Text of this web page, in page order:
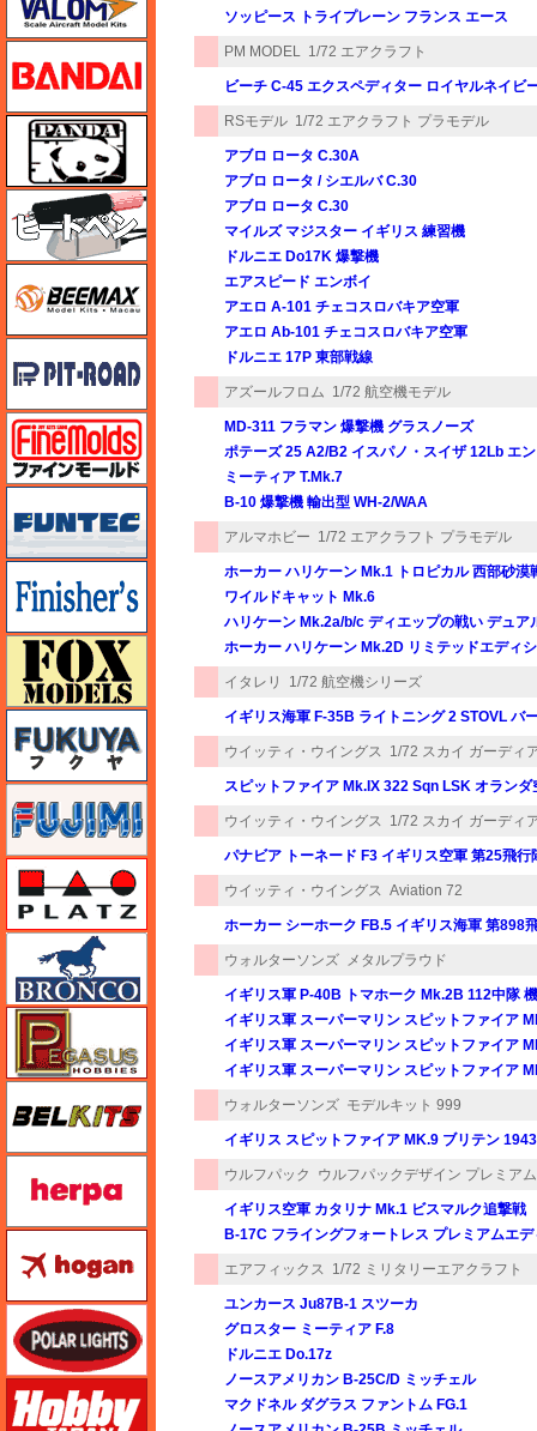
ソッピース トライプレーン フランス エース
PM MODEL 1/72 エアクラフト
ビーチ C-45 エクスペディター ロイヤルネイビ
RSモデル 1/72 エアクラフト プラモデル
アブロ ロータ C.30A
アブロ ロータ / シエルバ C.30
アブロ ロータ C.30
マイルズ マジスター イギリス 練習機
ドルニエ Do17K 爆撃機
エアスピード エンボイ
アエロ A-101 チェコスロバキア空軍
アエロ Ab-101 チェコスロバキア空軍
ドルニエ 17P 東部戦線
アズールフロム 1/72 航空機モデル
MD-311 フラマン 爆撃機 グラスノーズ
ポテーズ 25 A2/B2 イスパノ・スイザ 12Lb エ
ミーティア T.Mk.7
B-10 爆撃機 輸出型 WH-2/WAA
アルマホビー 1/72 エアクラフト プラモデル
ホーカー ハリケーン Mk.1 トロピカル 西部砂漠
ワイルドキャット Mk.6
ハリケーン Mk.2a/b/c ディエップの戦い デュア
ホーカー ハリケーン Mk.2D リミテッドエディ
イタレリ 1/72 航空機シリーズ
イギリス海軍 F-35B ライトニング 2 STOVL バ
ウイッティ・ウイングス 1/72 スカイ ガーディ
スピットファイア Mk.IX 322 Sqn LSK オランダ
ウイッティ・ウイングス 1/72 スカイ ガーディ
パナビア トーネード F3 イギリス空軍 第25飛
ウイッティ・ウイングス Aviation 72
ホーカー シーホーク FB.5 イギリス海軍 第898
ウォルターソンズ メタルプラウド
イギリス軍 P-40B トマホーク Mk.2B 112中隊
イギリス軍 スーパーマリン スピットファイア
イギリス軍 スーパーマリン スピットファイア
イギリス軍 スーパーマリン スピットファイア
ウォルターソンズ モデルキット 999
イギリス スピットファイア MK.9 ブリテン
ウルフパック ウルフパックデザイン プレミア
イギリス空軍 カタリナ Mk.1 ビスマルク追撃戦
B-17C フライングフォートレス プレミアムエデ
エアフィックス 1/72 ミリタリーエアクラフト
ユンカース Ju87B-1 スツーカ
グロスター ミーティア F.8
ドルニエ Do.17z
ノースアメリカン B-25C/D ミッチェル
マクドネル ダグラス ファントム FG.1
パンダホビー
ヒートペン（十和田技研・ブレインファクトリー）
ピットロード
ファインモールド
funtec（ファンテック）
フィニッシャーズ
フォックスモデル（FOX MODELS）
ブロンコモデル（Bronco Models）
ペガサスホビー
BELKITS
ヘルパ（herpa）
ホーガンウイングス
ポーラライツ
ホビージャパン